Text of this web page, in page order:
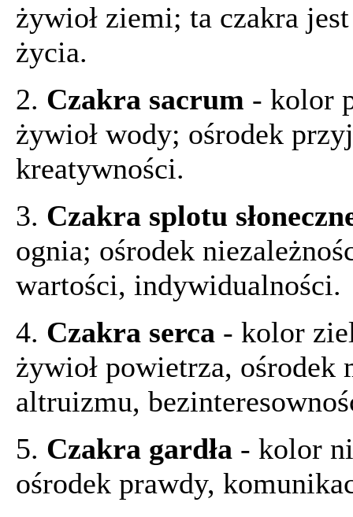
żywioł ziemi; ta czakra
życia.
2. Czakra sacrum - kolor
żywioł wody; ośrodek
kreatywności.
3. Czakra splotu
ognia; ośrodek
wartości, indywidualności.
4. Czakra serca - kolor
żywioł powietrza, ośrodek
altruizmu,
5. Czakra gardła - kolor
ośrodek prawdy,